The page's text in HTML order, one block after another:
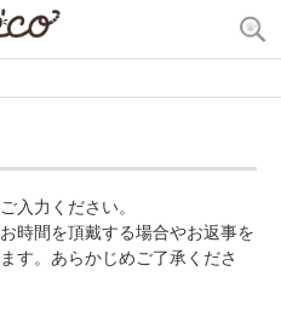
入力ください。
時間を頂戴する場合やお返事を
す。あらかじめご了承くださ